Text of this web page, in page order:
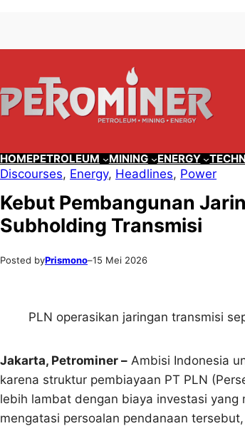
HOMEPETROLEUM MINING ENERGY
Discourses, Energy, Headlines, Power
Kebut Pembangunan
Subholding Transmisi
Posted byPrismono–15 Mei 2026
PLN operasikan jaringan transmisi
Jakarta, Petrominer – Ambisi Indonesia
karena struktur pembiayaan PT PLN
lebih lambat dengan biaya investasi
mengatasi persoalan pendanaan